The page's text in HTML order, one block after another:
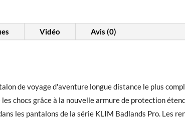
Vidéo Avis (0)
de voyage d'aventure longue distance le plus
chocs grâce à la nouvelle armure de protection
les pantalons de la série KLIM Badlands Pro.